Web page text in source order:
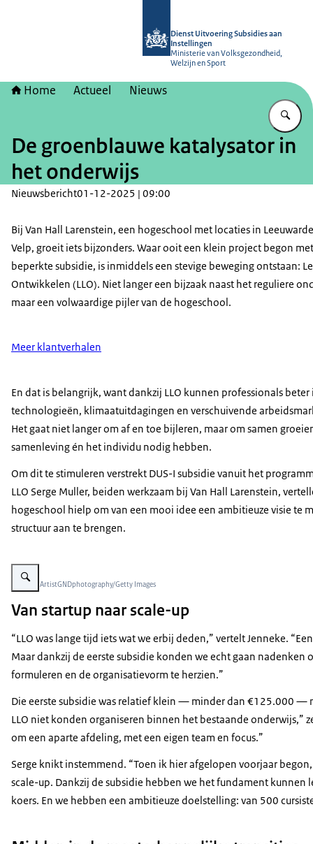
Dienst Uitvoering Subsidies aan
Instellingen
Ministerie van Volksgezondheid,
Welzijn en Sport
Home Actueel Nieuws
De groenblauwe katalysator in
het onderwijs
Nieuwsbericht01-12-2025 | 09:00
Bij Van Hall Larenstein, een hogeschool met locaties in
Velp, groeit iets bijzonders. Waar ooit een klein project begon
beperkte subsidie, is inmiddels een stevige beweging ontstaan:
Ontwikkelen (LLO). Niet langer een bijzaak naast het reguliere
maar een volwaardige pijler van de hogeschool.
Meer klantverhalen
En dat is belangrijk, want dankzij LLO kunnen professionals
technologieën, klimaatuitdagingen en verschuivende
Het gaat niet langer om af en toe bijleren, maar om samen
samenleving én het individu nodig hebben.
Om dit te stimuleren verstrekt DUS-I subsidie vanuit het
LLO Serge Muller, beiden werkzaam bij Van Hall Larenstein,
hogeschool hielp om van een mooi idee een ambitieuze visie te
structuur aan te brengen.
Vergroot afbeelding Vrouw met een boek
Beeld: © ArtistGNDphotography/Getty Images
Van startup naar scale-up
“LLO was lange tijd iets wat we erbij deden,” vertelt Jenneke.
Maar dankzij de eerste subsidie konden we echt gaan nadenken
formuleren en de organisatievorm te herzien.”
Die eerste subsidie was relatief klein — minder dan €125.000 —
LLO niet konden organiseren binnen het bestaande onderwijs,”
om een aparte afdeling, met een eigen team en focus.”
Serge knikt instemmend. “Toen ik hier afgelopen voorjaar
scale-up. Dankzij de subsidie hebben we het fundament
koers. En we hebben een ambitieuze doelstelling: van 500